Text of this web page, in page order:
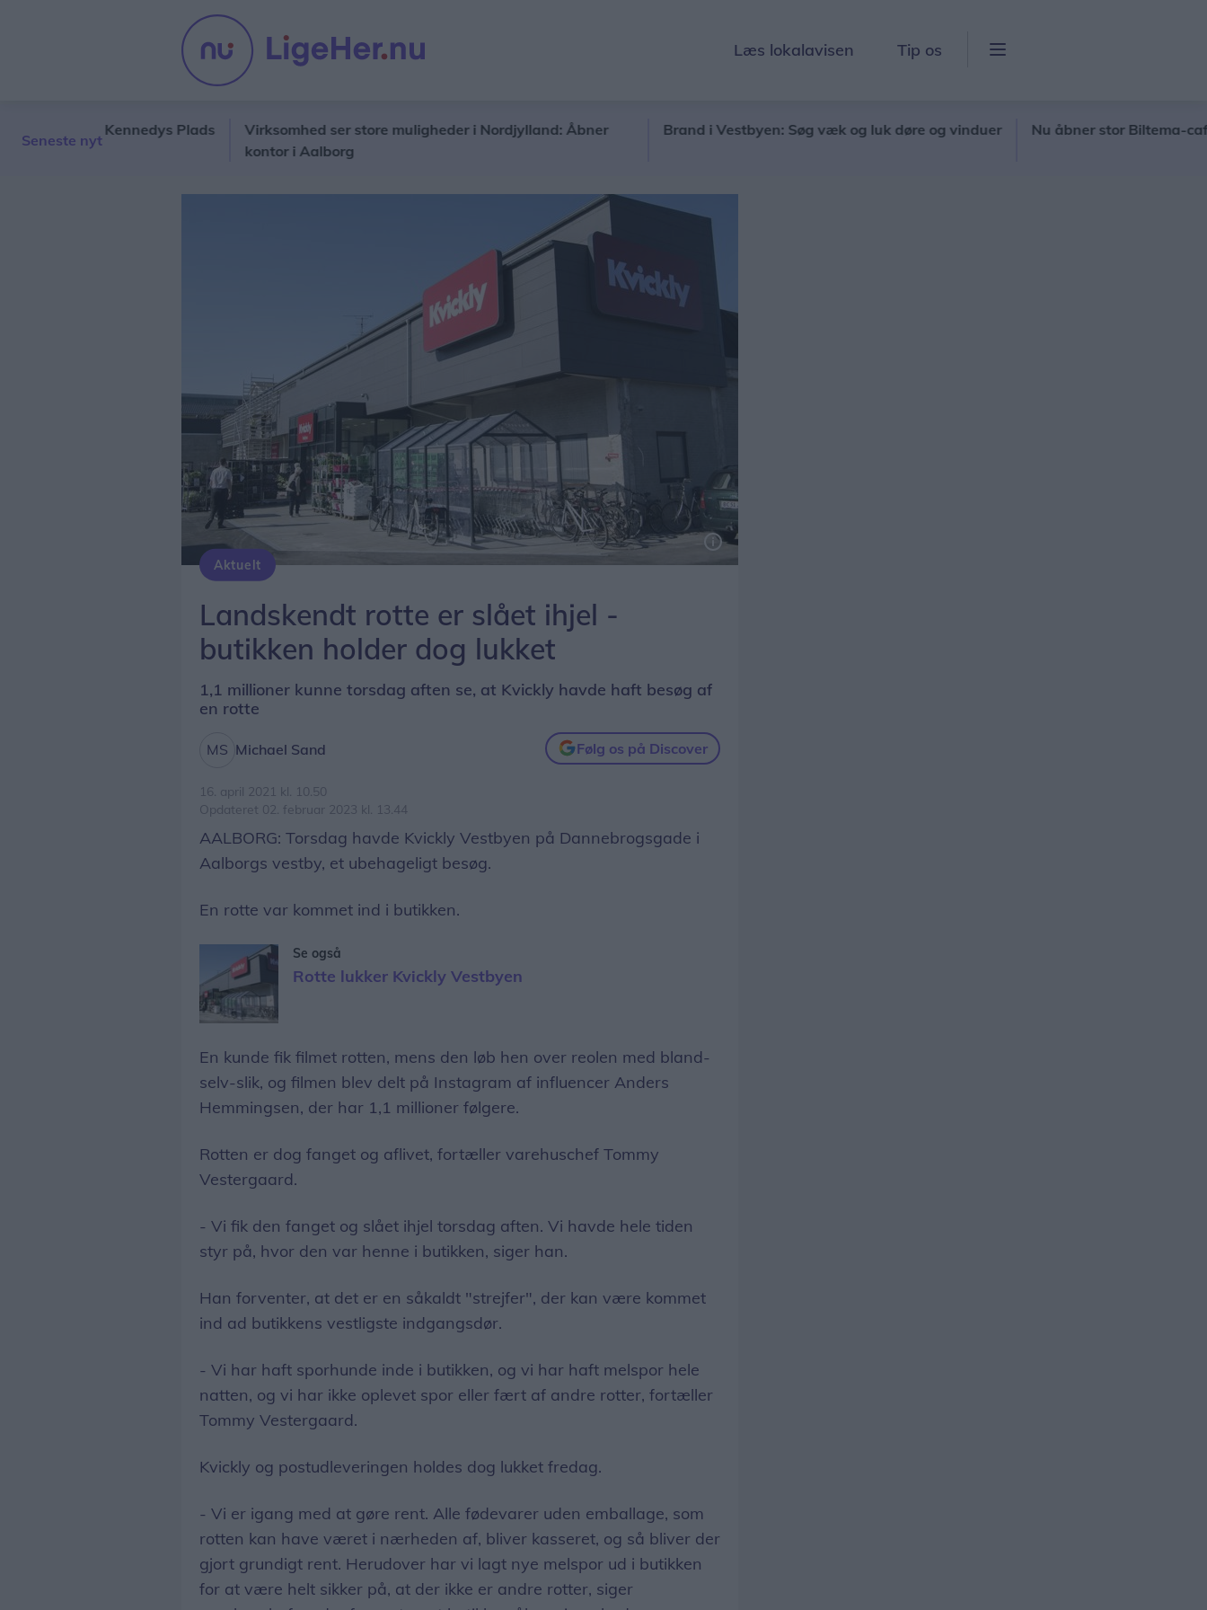
Læs lokalavisen Tip os
Seneste nyt
F. Kennedys Plads
Virksomhed ser store muligheder i Nordjylland: Åbner
kontor i Aalborg
Brand i Vestbyen: Søg væk og luk døre og vinduer Nu åbner stor Biltema-café
Aktuelt
Landskendt rotte er slået ihjel -
butikken holder dog lukket
1,1 millioner kunne torsdag aften se, at Kvickly havde haft besøg af
en rotte
Michael Sand Følg os på Discover
16. april 2021 kl. 10.50
Opdateret 02. februar 2023 kl. 13.44
AALBORG: Torsdag havde Kvickly Vestbyen på Dannebrogsgade i
Aalborgs vestby, et ubehageligt besøg.
En rotte var kommet ind i butikken.
Se også
Rotte lukker Kvickly Vestbyen
En kunde fik filmet rotten, mens den løb hen over reolen med bland-
selv-slik, og filmen blev delt på Instagram af influencer Anders
Hemmingsen, der har 1,1 millioner følgere.
Rotten er dog fanget og aflivet, fortæller varehuschef Tommy
Vestergaard.
- Vi fik den fanget og slået ihjel torsdag aften. Vi havde hele tiden
styr på, hvor den var henne i butikken, siger han.
Han forventer, at det er en såkaldt "strejfer", der kan være kommet
ind ad butikkens vestligste indgangsdør.
- Vi har haft sporhunde inde i butikken, og vi har haft melspor hele
natten, og vi har ikke oplevet spor eller fært af andre rotter, fortæller
Tommy Vestergaard.
Kvickly og postudleveringen holdes dog lukket fredag.
- Vi er igang med at gøre rent. Alle fødevarer uden emballage, som
rotten kan have været i nærheden af, bliver kasseret, og så bliver der
gjort grundigt rent. Herudover har vi lagt nye melspor ud i butikken
for at være helt sikker på, at der ikke er andre rotter, siger